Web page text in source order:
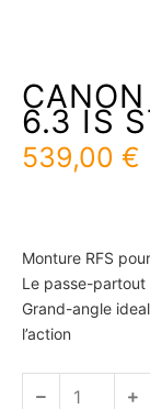
6.3 IS
539,00 €
Monture RFS
Le passe-partout
Grand-angle
l’action